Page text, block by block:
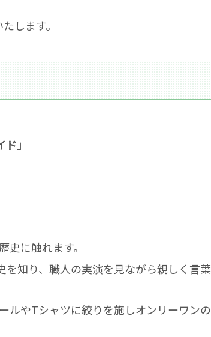
します。
」
に触れます。
知り、職人の実演を見ながら親しく言葉
ルやTシャツに絞りを施しオンリーワンの